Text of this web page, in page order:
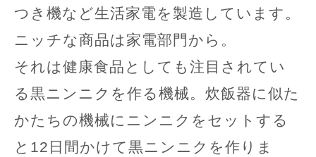
つき機など生活家電を製造しています。
ニッチな商品は家電部門から。
それは健康食品としても注目されてい
る黒ニンニクを作る機械。炊飯器に似た
かたちの機械にニンニクをセットする
と12日間かけて黒ニンニクを作りま